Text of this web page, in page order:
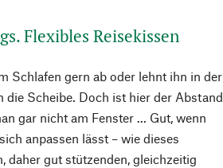
Flexibles Reisekissen
Schlafen gern ab oder lehnt ihn in der
die Scheibe. Doch ist hier der Abstand
gar nicht am Fenster ... Gut, wenn
anpassen lässt – wie dieses
daher gut stützenden, gleichzeitig